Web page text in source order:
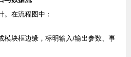
。在流程图中：
模块框边缘，标明输入/输出参数、事